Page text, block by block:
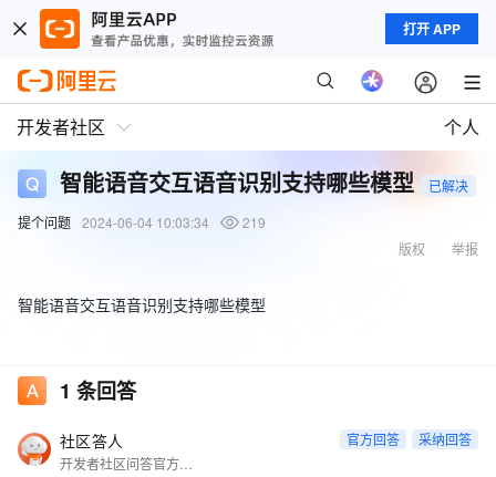
打开 APP
开发者社区 个人
智能语音交互语音识别支持哪些模型
已解决
提个问题 2024-06-04 10:03:34
219
举报
版权
智能语音交互语音识别支持哪些模型
1 条回答
社区答人 官方回答 采纳回答